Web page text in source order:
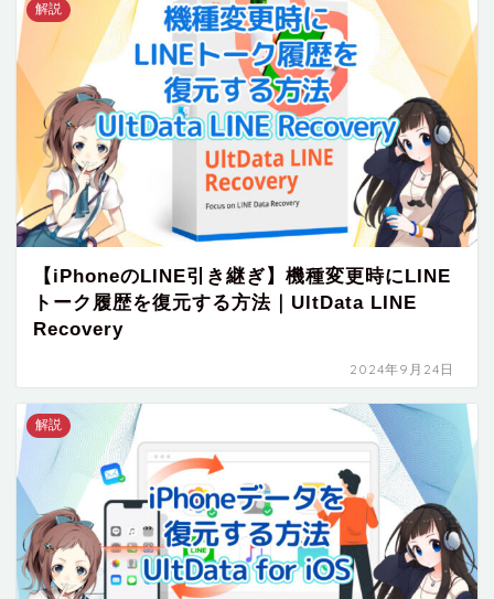
解説
【iPhoneのLINE引き継ぎ】機種変更時にLINE
トーク履歴を復元する方法｜UltData LINE
Recovery
2024年9月24日
解説